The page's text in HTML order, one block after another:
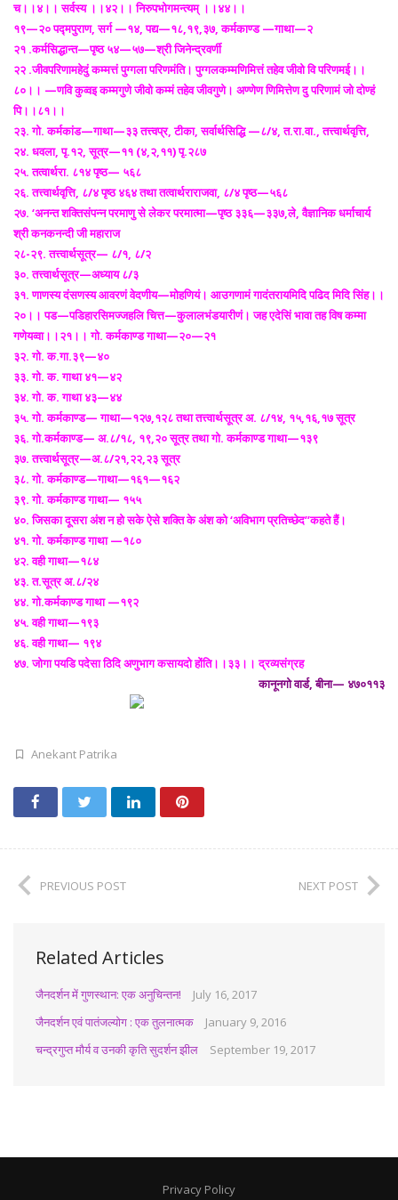
च।।४।। सर्वस्य ।।४२।। निरुपभोगमन्त्यम् ।।४४।।
१९—२० पद्मपुराण, सर्ग —१४, पद्य—१८,१९,३७, कर्मकाण्ड —गाथा—२
२१ .कर्मसिद्धान्त—पृष्ठ ५४—५७—श्री जिनेन्द्रवर्णी
२२ .जीवपरिणामहेदुं कम्मत्तं पुग्गला परिणमंति। पुग्गलकम्मणिमित्तं तहेव जीवो वि परिणमई।।
८०।। —णवि कुव्वइ कम्मगुणे जीवो कम्मं तहेव जीवगुणे। अण्णेण णिमित्तेण दु परिणामं जो दोण्हं
पि।।८१।।
२३. गो. कर्मकांड—गाथा—३३ तत्त्वप्र, टीका, सर्वार्थसिद्धि —८/४, त.रा.वा., तत्त्वार्थवृत्ति,
२४. धवला, पृ.१२, सूत्र—११ (४,२,११) पृ.२८७
२५. तत्वार्थरा. ८१४ पृष्ठ— ५६८
२६. तत्त्वार्थवृत्ति, ८/४ पृष्ठ ४६४ तथा तत्वार्थराराजवा, ८/४ पृष्ठ—५६८
२७. ‘अनन्त शक्तिसंपन्न परमाणु से लेकर परमात्मा—पृष्ठ ३३६—३३७,ले, वैज्ञानिक धर्माचार्य
श्री कनकनन्दी जी महाराज
२८-२९. तत्त्वार्थसूत्र— ८/१, ८/२
३०. तत्त्वार्थसूत्र—अध्याय ८/३
३१. णाणस्य दंसणस्य आवरणं वेदणीय—मोहणियं। आउगणामं गादंतरायमिदि पढिद मिदि सिंह।।
२०।। पड—पडिहारसिमज्जहलि चित्त—कुलालभंडयारीणं। जह एदेसिं भावा तह विष कम्मा
गणेयव्वा।।२१।। गो. कर्मकाण्ड गाथा—२०—२१
३२. गो. क.गा.३९—४०
३३. गो. क. गाथा ४१—४२
३४. गो. क. गाथा ४३—४४
३५. गो. कर्मकाण्ड— गाथा—१२७,१२८ तथा तत्त्वार्थसूत्र अ. ८/१४, १५,१६,१७ सूत्र
३६. गो.कर्मकाण्ड— अ.८/१८, १९,२० सूत्र तथा गो. कर्मकाण्ड गाथा—१३९
३७. तत्त्वार्थसूत्र—अ.८/२१,२२,२३ सूत्र
३८. गो. कर्मकाण्ड—गाथा—१६१—१६२
३९. गो. कर्मकाण्ड गाथा— १५५
४०. जिसका दूसरा अंश न हो सके ऐसे शक्ति के अंश को ‘अविभाग प्रतिच्छेद’’कहते हैं।
४१. गो. कर्मकाण्ड गाथा —१८०
४२. वही गाथा—१८४
४३. त.सूत्र अ.८/२४
४४. गो.कर्मकाण्ड गाथा —१९२
४५. वही गाथा—१९३
४६. वही गाथा— १९४
४७. जोगा पयडि पदेसा ठिदि अणुभाग कसायदो होंति।।३३।। द्रव्यसंग्रह
कानूनगो वार्ड, बीना— ४७०११३
Anekant Patrika
PREVIOUS POST NEXT POST
Related Articles
जैनदर्शन में गुणस्थान: एक अनुचिन्तन!
July 16, 2017
जैनदर्शन एवं पातंजल्योग : एक तुलनात्मक
January 9, 2016
चन्द्रगुप्त मौर्य व उनकी कृति सुदर्शन झील
September 19, 2017
Privacy Policy